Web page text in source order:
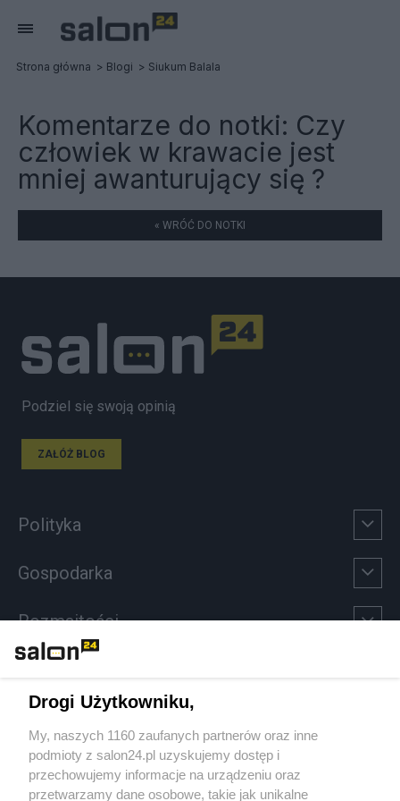
Strona główna Blogi Siukum Balala
Komentarze do notki: Czy
człowiek w krawacie jest
mniej awanturujący się ?
« WRÓĆ DO NOTKI
Podziel się swoją opinią
ZAŁÓŻ BLOG
Polityka
Gospodarka
Rozmaitości
Sport
Społeczeństwo
Drogi Użytkowniku,
My, naszych 1160 zaufanych partnerów oraz inne
podmioty z salon24.pl uzyskujemy dostęp i
przechowujemy informacje na urządzeniu oraz
przetwarzamy dane osobowe, takie jak unikalne